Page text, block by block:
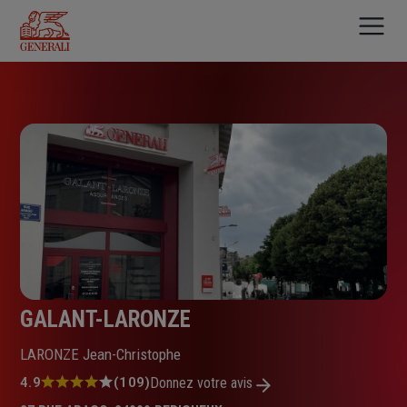
contenu
principal
GALANT-LARONZE
LARONZE Jean-Christophe
Note
4.9 (109)Donnez votre avis